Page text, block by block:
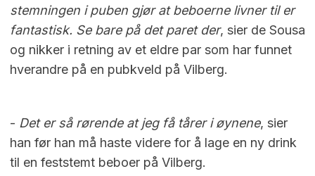
stemningen i puben gjør at beboerne livner til er
fantastisk. Se bare på det paret der, sier de Sousa
og nikker i retning av et eldre par som har funnet
hverandre på en pubkveld på Vilberg.
- Det er så rørende at jeg få tårer i øynene, sier
han før han må haste videre for å lage en ny drink
til en feststemt beboer på Vilberg.